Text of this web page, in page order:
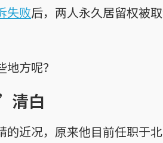
失败后，两人永久居留权被
方呢？
清白
近况，原来他目前任职于